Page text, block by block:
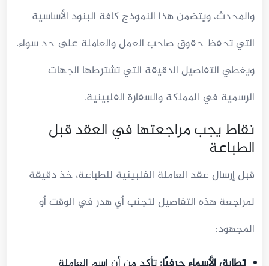
والمحدث، ويتضمن هذا النموذج كافة البنود الأساسية
التي تحفظ حقوق صاحب العمل والعاملة على حد سواء،
ويغطي التفاصيل الدقيقة التي تشترطها الجهات
الرسمية في المملكة والسفارة الفلبينية.
نقاط يجب مراجعتها في العقد قبل
الطباعة
قبل إرسال عقد العاملة الفلبينية للطباعة، خذ دقيقة
لمراجعة هذه التفاصيل لتجنب أي هدر في الوقت أو
المجهود: